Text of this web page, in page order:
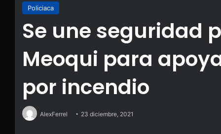
Policiaca
Se une seguridad
Meoqui para
por incendio
AlexFerrel 23 diciembre, 2021